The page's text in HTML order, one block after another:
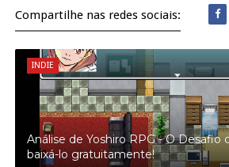
Compartilhe nas redes sociais:
INDIE
Análise de Yoshiro RPG - O Desafio
baixá-lo gratuitamente!